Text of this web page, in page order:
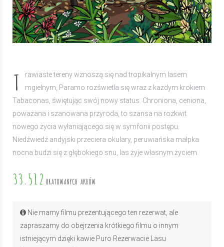
T
rawiaste tereny wznoszą się nad tropikalnym lasem
mgielnym, Paramo rozświetla się wraz z każdym krokiem
Tabaconas, świętując swój nowy status. Chroniona, ceniona,
poważana i szanowana przyroda, to szansa na rozkwit
nowego życia wyłaniającego się w symfonii postępu.
Niedźwiedź andyjski przeciera okulary, peruwiańska małpka
nocna budzi się z głębokiego snu, las żyje własnym życiem.
33.512 URATOWANYCH AKRÓW
Nie mamy filmu prezentującego ten rezerwat, ale
zapraszamy do obejrzenia krótkiego filmu o innym
istniejącym dzięki kawie Puro Rezerwacie Lasu